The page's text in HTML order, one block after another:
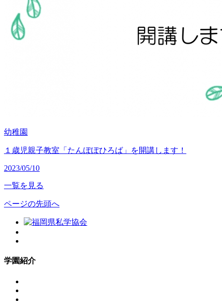
幼稚園
１歳児親子教室「たんぽぽひろば」を開講します！
2023/05/10
一覧を見る
ページの先頭へ
学園紹介